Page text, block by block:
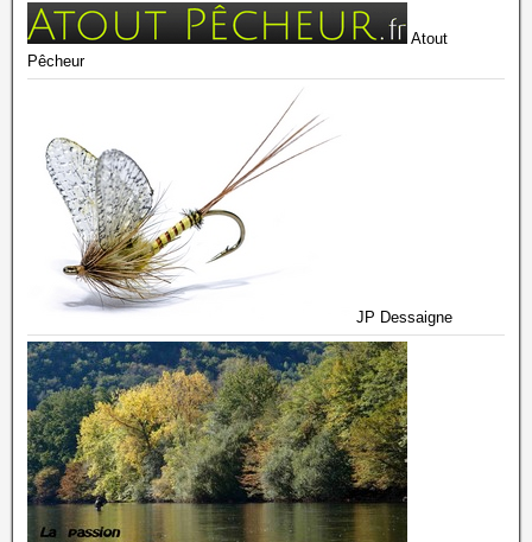
Atout
Pêcheur
JP Dessaigne